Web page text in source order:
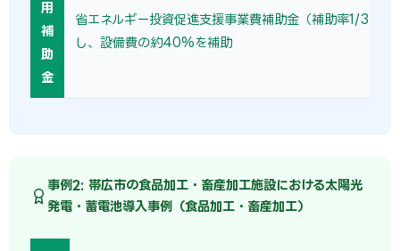
用
補
助
金
省エネルギー投資促進支援事業費補助金（補助率1/3〜1/
し、設備費の約40%を補助
事例2: 帯広市の食品加工・畜産加工施設における太陽光
発電・蓄電池導入事例（食品加工・畜産加工）